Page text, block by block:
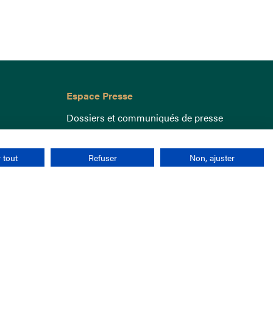
Espace Presse
Dossiers et communiqués de presse
tout Refuser Non, ajuster